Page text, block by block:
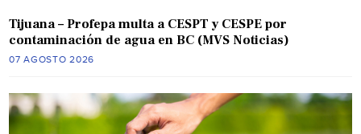
Tijuana – Profepa multa a CESPT y CESPE por
contaminación de agua en BC (MVS Noticias)
07 AGOSTO 2026